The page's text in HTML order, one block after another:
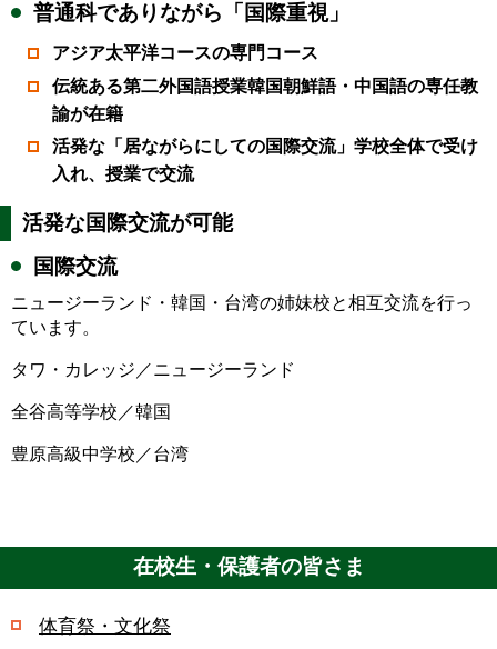
普通科でありながら「国際重視」
アジア太平洋コースの専門コース
伝統ある第二外国語授業韓国朝鮮語・中国語の専任教
諭が在籍
活発な「居ながらにしての国際交流」学校全体で受け
入れ、授業で交流
活発な国際交流が可能
国際交流
ニュージーランド・韓国・台湾の姉妹校と相互交流を行っ
ています。
タワ・カレッジ／ニュージーランド
全谷高等学校／韓国
豊原高級中学校／台湾
在校生・保護者の皆さま
体育祭・文化祭